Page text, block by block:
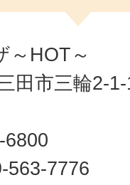
～HOT～
田市三輪2-
6800
563-7776